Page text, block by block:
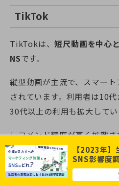
TikTok
TikTokは、短尺動画を中心
NSです。
縦型動画が主流で、スマー
されています。利用者は10
30代以上の利用も拡大してい
レコメンド精度が高く拡散
ロワー数が少ない段階でも
ります。視聴完了率や繰り返
す。冒頭数秒で関心を引く構
【2023年
SNS影響度